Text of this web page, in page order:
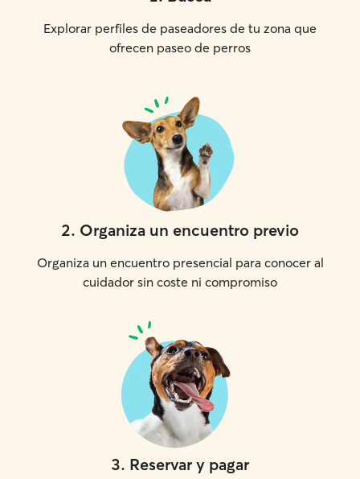
Explorar perfiles de paseadores de tu zona que
ofrecen paseo de perros
2. Organiza un encuentro previo
Organiza un encuentro presencial para conocer al
cuidador sin coste ni compromiso
3. Reservar y pagar